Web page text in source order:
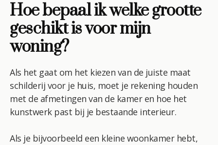
Hoe bepaal ik welke grootte
geschikt is voor mijn
woning?
Als het gaat om het kiezen van de juiste maat
schilderij voor je huis, moet je rekening houden
met de afmetingen van de kamer en hoe het
kunstwerk past bij je bestaande interieur.
Als je bijvoorbeeld een kleine woonkamer hebt,